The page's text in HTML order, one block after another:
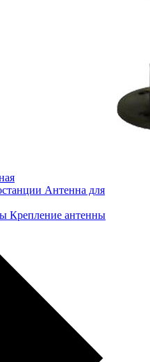
Антенна для
Крепление антенны